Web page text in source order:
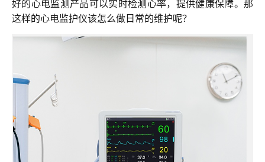
加入兆丰
服务支持
联系我们
好的心电监测产品可以实时检测心率，提供健康保障。那
这样的心电监护仪该怎么做日常的维护呢？